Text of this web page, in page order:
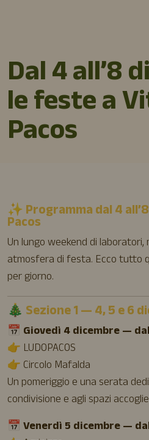
Dal 4 all’8
le feste a
Pacos
✨ Programma dal 4
Pacos
Un lungo weekend di laboratori,
atmosfera di festa. Ecco tutto
per giorno.
🎄 Sezione 1 — 4, 5 e 6
📅 Giovedì 4 dicembre —
👉 LUDOPACOS
👉 Circolo Mafalda
Un pomeriggio e una serata
condivisione e agli spazi
📅 Venerdì 5 dicembre —